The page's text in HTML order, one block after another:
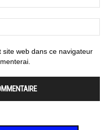
web dans ce navigateur